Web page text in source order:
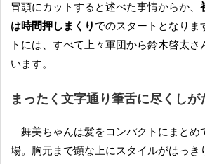
冒頭にカットすると述べた事情からか、
は時間押しまくり でのスタートとなりま
トには、すべて上々軍団から鈴木啓太さ
います。
まったく文字通り筆舌に尽くしが
舞美ちゃんは髪をコンパクトにまとめて、黒のドレスで登
場。胸元まで顕な上にスタイルがはっき